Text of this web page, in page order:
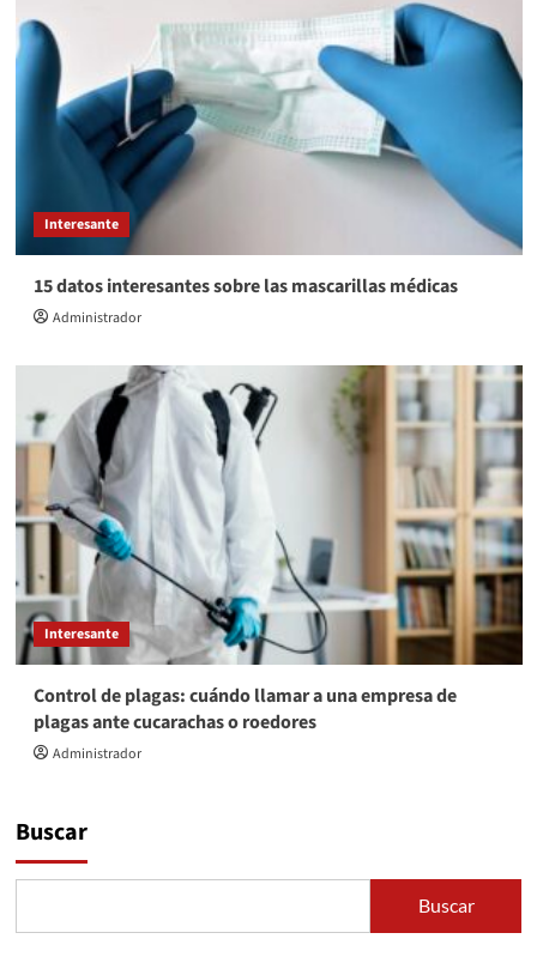
Interesante
15 datos interesantes sobre las mascarillas médicas
Administrador
Interesante
Control de plagas: cuándo llamar a una empresa de
plagas ante cucarachas o roedores
Administrador
Buscar
Buscar